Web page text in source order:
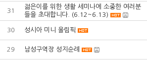
31
젊은이를 위한 생활 세미나에 소중한 여러분
들을 초대합니다. (6.12~6.13)
30 성시아 미니 올림픽
29 남성구역장 성지순례